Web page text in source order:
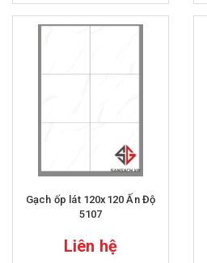
Gạch ốp lát 120x120 Ấn Độ
5107
Liên hệ